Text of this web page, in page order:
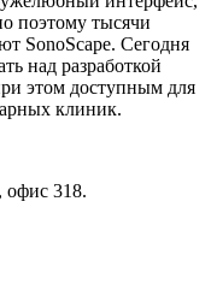
поэтому тысячи
SonoScape. Сегодня
над разработкой
этом доступным для
клиник.
офис 318.